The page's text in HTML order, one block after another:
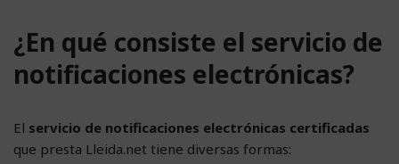
¿En qué consiste el servicio de
notificaciones electrónicas?
El servicio de notificaciones electrónicas certificadas
que presta Lleida.net tiene diversas formas: